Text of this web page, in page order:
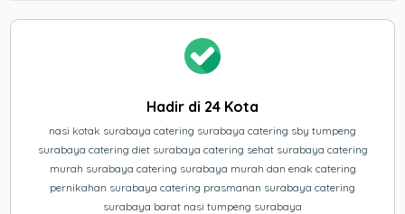
Hadir di 24 Kota
nasi kotak surabaya catering surabaya catering sby tumpeng
surabaya catering diet surabaya catering sehat surabaya catering
murah surabaya catering surabaya murah dan enak catering
pernikahan surabaya catering prasmanan surabaya catering
surabaya barat nasi tumpeng surabaya